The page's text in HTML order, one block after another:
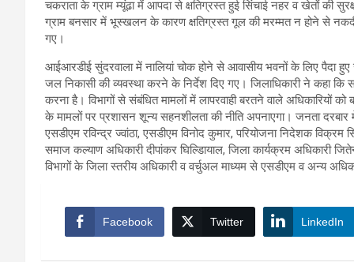
चकराता के ग्राम म्यूंढा में आपदा से क्षतिग्रस्त हुई सिंचाई नहर व खेतों की
ग्राम बनसार में भूस्खलन के कारण क्षतिग्रस्त गूल की मरम्मत न होने से
गए।
आईआरडीई सुंदरवाला में नालियां चोक होने से आवासीय भवनों के लिए पैदा
जल निकासी की व्यवस्था करने के निर्देश दिए गए। जिलाधिकारी ने कहा कि
करना है। विभागों से संबंधित मामलों में लापरवाही बरतने वाले अधिकारियों
के मामलों पर प्रशासन शून्य सहनशीलता की नीति अपनाएगा। जनता दरबार
एसडीएम रविन्द्र ज्वांठा, एसडीएम विनोद कुमार, परियोजना निदेशक विक्रम
समाज कल्याण अधिकारी दीपांकर घिल्डिायाल, जिला कार्यक्रम अधिकारी
विभागों के जिला स्तरीय अधिकारी व वर्चुअल माध्यम से एसडीएम व अन्य
Facebook Twitter LinkedIn